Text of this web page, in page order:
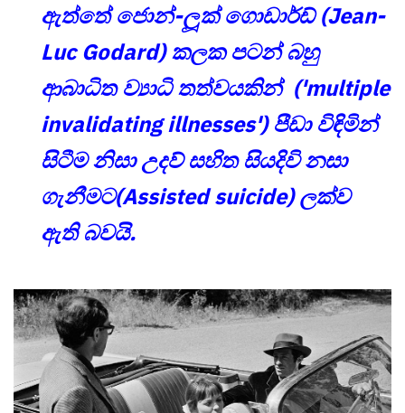
ඇත්තේ ජොන්-ලූක් ගොඩාර්ඩ් (Jean-
Luc Godard) කලක පටන් බහු
ආබාධිත ව්‍යාධි තත්වයකින් ('multiple
invalidating illnesses') පීඩා විඳිමින්
සිටීම නිසා උදව් සහිත සියදිවි නසා
ගැනීමට(Assisted suicide) ලක්ව
ඇති බවයි.